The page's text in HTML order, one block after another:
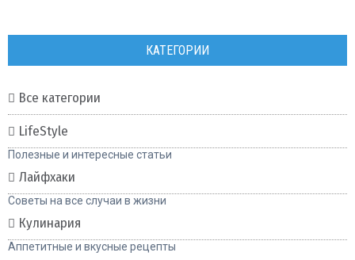
КАТЕГОРИИ
Все категории
LifeStyle
Полезные и интересные статьи
Лайфхаки
Советы на все случаи в жизни
Кулинария
Аппетитные и вкусные рецепты